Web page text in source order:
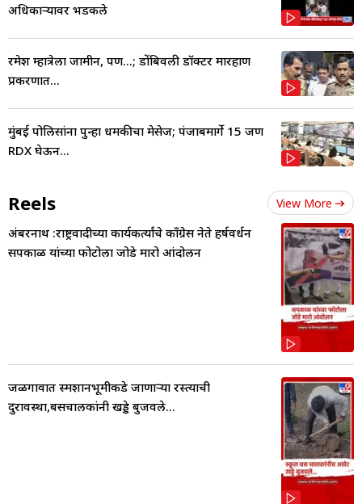
अधिकाऱ्यावर भडकले
रमेश म्हात्रेला जामीन, पण...; डोंबिवली डॉक्टर मारहाण
प्रकरणात...
मुंबई पोलिसांना पुन्हा धमकीचा मेसेज; पंजाबमार्गे 15 जण
RDX घेऊन...
Reels View More
अंबरनाथ :राष्ट्रवादीच्या कार्यकर्त्यांचे काँग्रेस नेते हर्षवर्धन
सपकाळ यांच्या फोटोला जोडे मारो आंदोलन
जळगावात स्मशानभूमीकडे जाणाऱ्या रस्त्याची
दुरावस्था,बसचालकांनी खड्डे बुजवले...